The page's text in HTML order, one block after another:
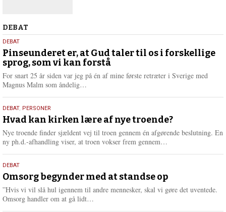
Debat
DEBAT
5.
august
2026
DEBAT
Pinseunderet er, at Gud taler til os i forskellige
sprog, som vi kan forstå
For snart 25 år siden var jeg på én af mine første retræter i Sverige med
Magnus Malm som åndelig…
e
r
e
25.
juli
2026
DEBAT, PERSONER
Hvad kan kirken lære af nye troende?
Nye troende finder sjældent vej til troen gennem én afgørende beslutning. En
ny ph.d.-afhandling viser, at troen vokser frem gennem…
e
r
e
9.
juli
2026
DEBAT
Omsorg begynder med at standse op
”Hvis vi vil slå hul igennem til andre mennesker, skal vi gøre det uventede.
Omsorg handler om at gå lidt…